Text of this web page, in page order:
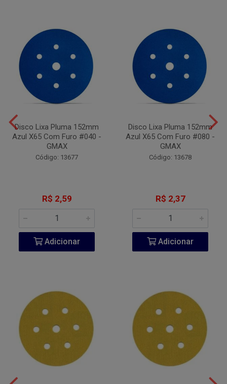
Disco Lixa Pluma 152mm
Azul X65 Com Furo #040 -
GMAX
Código: 13677
R$ 2,59
Adicionar
Disco Lixa Pluma 152mm
Azul X65 Com Furo #080 -
GMAX
Código: 13678
R$ 2,37
Adicionar